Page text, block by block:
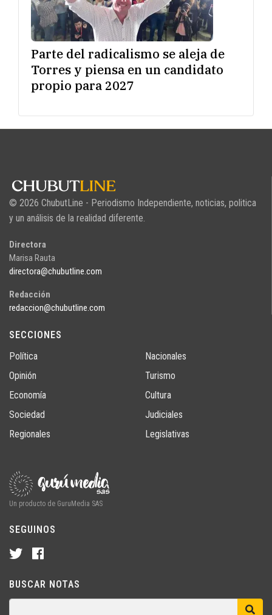
Parte del radicalismo se aleja de
Torres y piensa en un candidato
propio para 2027
© 2026 ChubutLine - Periodismo Independiente, noticias, politica
y un análisis de la realidad diferente.
Directora
Marisa Rauta
directora@chubutline.com
Redacción
redaccion@chubutline.com
SECCIONES
Política
Opinión
Economía
Sociedad
Regionales
Nacionales
Turismo
Cultura
Judiciales
Legislativas
Un producto de GuruMedia SAS
SEGUINOS
BUSCAR NOTAS